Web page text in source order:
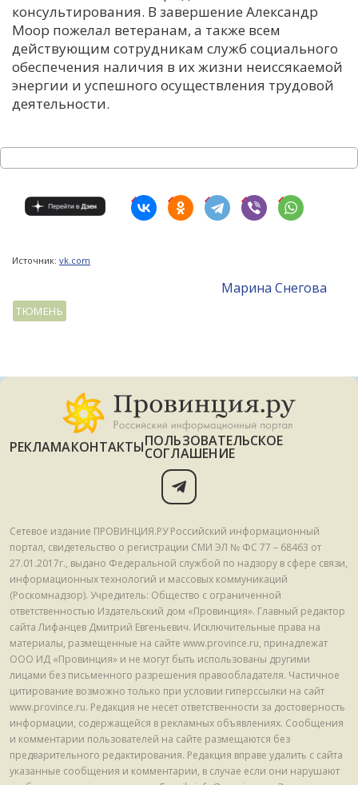
консультирования. В завершение Александр
Моор пожелал ветеранам, а также всем
действующим сотрудникам служб социального
обеспечения наличия в их жизни неиссякаемой
энергии и успешного осуществления трудовой
деятельности.
Источник: vk.com
Mарина Снегова
ТЮМЕНЬ
РЕКЛАМАКОНТАКТЫПОЛЬЗОВАТЕЛЬСКОЕ
СОГЛАШЕНИЕ
Сетевое издание ПРОВИНЦИЯ.РУ Российский информационный
портал, свидетельство о регистрации СМИ ЭЛ № ФС 77 – 68463 от
27.01.2017г., выдано Федеральной службой по надзору в сфере связи,
информационных технологий и массовых коммуникаций
(Роскомнадзор). Учредитель: Общество с ограниченной
ответственностью Издательский дом «Провинция». Главный редактор
сайта Лифанцев Дмитрий Евгеньевич. Исключительные права на
материалы, размещенные на сайте www.province.ru, принадлежат
ООО ИД «Провинция» и не могут быть использованы другими
лицами без письменного разрешения правообладателя. Частичное
цитирование возможно только при условии гиперссылки на сайт
www.province.ru. Редакция не несет ответственности за достоверность
информации, содержащейся в рекламных объявлениях. Сообщения
и комментарии пользователей на сайте размещаются без
предварительного редактирования. Редакция вправе удалить с сайта
указанные сообщения и комментарии, в случае если они нарушают